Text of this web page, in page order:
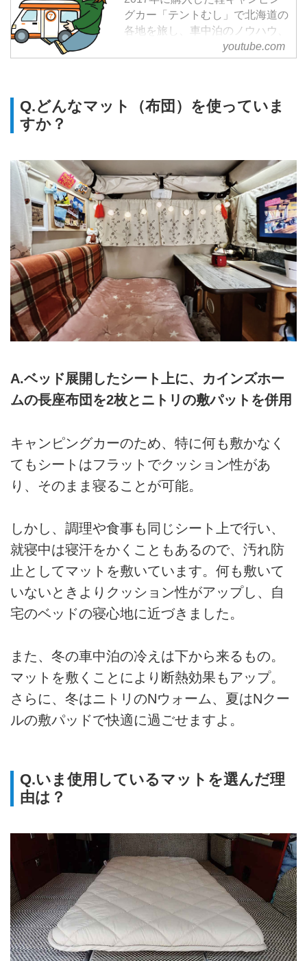
グカー「テントむし」で北海道の
各地を旅し、車中泊のノウハウ、
軽キャンピングカー使い勝手、登
山、キャンプの情報を
配信中。
ャンピングカーに乗る女性のこ
と）。「軽キャン女子」という言
葉を流行らせるのが密かな野望で
ある。
更新はTwitterやInstagramなどの
各SNSでお知らせ。
【お仕事の依頼】...
youtube.com
Q.どんなマット（布団）を使っていま
すか？
A.ベッド展開したシート上に、カインズホー
ムの長座布団を2枚とニトリの敷パットを併用
キャンピングカーのため、特に何も敷かなく
てもシートはフラットでクッション性があ
り、そのまま寝ることが可能。
しかし、調理や食事も同じシート上で行い、
就寝中は寝汗をかくこともあるので、汚れ防
止としてマットを敷いています。何も敷いて
いないときよりクッション性がアップし、自
宅のベッドの寝心地に近づきました。
また、冬の車中泊の冷えは下から来るもの。
マットを敷くことにより断熱効果もアップ。
さらに、冬はニトリのNウォーム、夏はNクー
ルの敷パッドで快適に過ごせますよ。
Q.いま使用しているマットを選んだ理
由は？